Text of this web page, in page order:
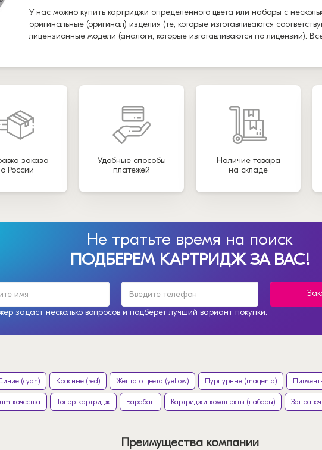
У нас можно купить картриджи определенного цвета или наборы с
оригинальные (оригинал) изделия (те, которые изготавливаются
лицензионные модели (аналоги, которые изготавливаются по лицензии).
заказа
России
Удобные способы
платежей
Наличие товара
на складе
Не тратьте время на поиск
ПОДБЕРЕМ КАРТРИДЖ ЗА ВАС!
задаст несколько вопросов и подберет лучший вариант покупки.
(cyan) Красные (red) Желтого цвета (yellow) Пурпурные (magenta)
качества Тонер-картридж Барабан Картриджи комплекты (наборы)
Преимущества компании